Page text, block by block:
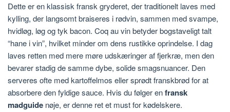
Dette er en klassisk fransk gryderet, der traditionelt laves med
kylling, der langsomt braiseres i rødvin, sammen med svampe,
hvidløg, løg og tyk bacon. Coq au vin betyder bogstaveligt talt
“hane i vin”, hvilket minder om dens rustikke oprindelse. I dag
laves retten med mere møre udskæringer af fjerkræ, men den
bevarer stadig de samme dybe, solide smagsnuancer. Den
serveres ofte med kartoffelmos eller sprødt franskbrød for at
absorbere den fyldige sauce. Hvis du følger enfransk
madguide nøje, er denne ret et must for kødelskere.